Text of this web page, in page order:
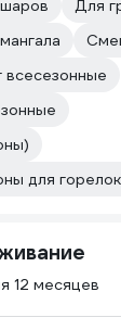
Для
всесезонные
для
12 месяцев